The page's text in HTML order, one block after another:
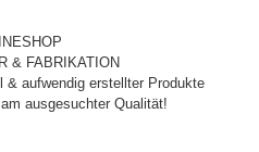
& FABRIKATION
& aufwendig erstellter Produkte
ausgesuchter Qualität!